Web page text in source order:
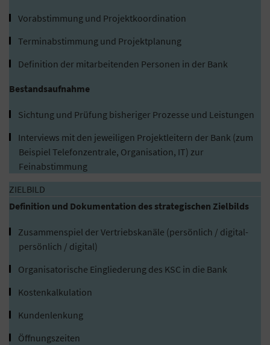
Vorabstimmung und Projektkoordination
Terminabstimmung und Projektplanung
Definition der mitarbeitenden Personen in der Bank
Bestandsaufnahme
Sichtung und Prüfung bisheriger Prozesse und Leistungen
Interviews mit den jeweiligen Projektleitern der Bank (zum
Beispiel Telefonzentrale, Organisation, IT) zur
Feinabstimmung
ZIELBILD
Definition und Dokumentation des strategischen Zielbilds
Zusammenspiel der Vertriebskanäle (persönlich / digital-
persönlich / digital)
Organisatorische Eingliederung des KSC in die Bank
Kostenkalkulation
Kundenlenkung
Öffnungszeiten